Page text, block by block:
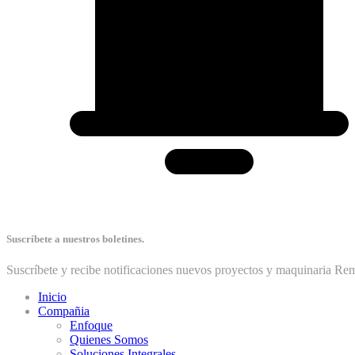
Suscríbete a nuestros boletines.
Suscríbete y recibe notificaciones nuevos proyectos y maquinaria
Inicio
Compañia
Enfoque
Quienes Somos